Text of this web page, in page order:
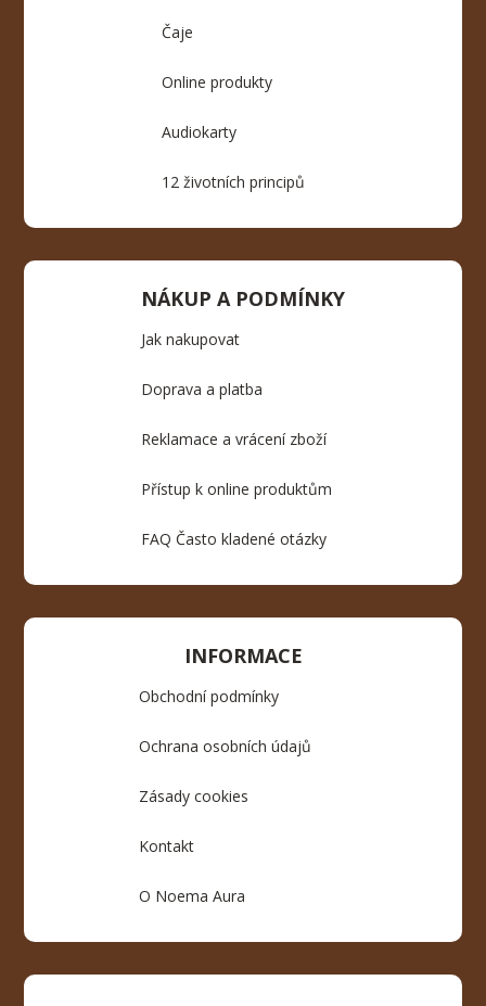
Čaje
Online produkty
Audiokarty
12 životních principů
NÁKUP A PODMÍNKY
Jak nakupovat
Doprava a platba
Reklamace a vrácení zboží
Přístup k online produktům
FAQ Často kladené otázky
INFORMACE
Obchodní podmínky
Ochrana osobních údajů
Zásady cookies
Kontakt
O Noema Aura